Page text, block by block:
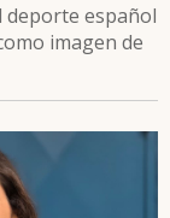
deporte español
imagen de